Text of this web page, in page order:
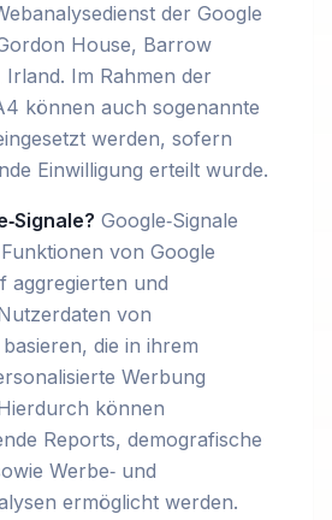
der Google
House, Barrow
Im Rahmen der
können auch sogenannte
werden, sofern
Einwilligung erteilt wurde.
Google‑Signale
von Google
aggregierten und
von
die in ihrem
Werbung
können
Reports, demografische
Werbe‑ und
ermöglicht werden.